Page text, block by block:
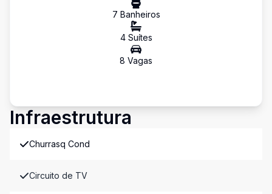
7 Banheiros
4Suítes
8 Vagas
Infraestrutura
Churrasq Cond
Circuito de TV